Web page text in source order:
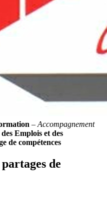
– Accompagnement
Emplois et des
de compétences
de